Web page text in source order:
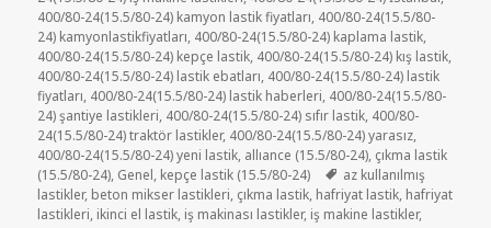
400/80-24(15.5/80-24) kamyon lastik fiyatları, 400/80-24(15.5/80-
24) kamyonlastikfiyatları, 400/80-24(15.5/80-24) kaplama lastik,
400/80-24(15.5/80-24) kepçe lastik, 400/80-24(15.5/80-24) kış lastik,
400/80-24(15.5/80-24) lastik ebatları, 400/80-24(15.5/80-24) lastik
fiyatları, 400/80-24(15.5/80-24) lastik haberleri, 400/80-24(15.5/80-
24) şantiye lastikleri, 400/80-24(15.5/80-24) sıfır lastik, 400/80-
24(15.5/80-24) traktör lastikler, 400/80-24(15.5/80-24) yarasız,
400/80-24(15.5/80-24) yeni lastik, allıance (15.5/80-24), çıkma lastik
(15.5/80-24), Genel, kepçe lastik (15.5/80-24) Etiketler
az kullanılmış
lastikler, beton mikser lastikleri, çıkma lastik, hafriyat lastik, hafriyat
lastikleri, ikinci el lastik, iş makinası lastikler, iş makine lastikler,